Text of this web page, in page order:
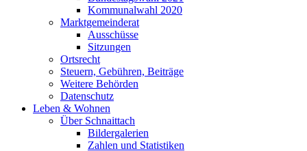
Kommunalwahl 2020
Marktgemeinderat
Ausschüsse
Sitzungen
Ortsrecht
Steuern, Gebühren, Beiträge
Weitere Behörden
Datenschutz
Leben & Wohnen
Über Schnaittach
Bildergalerien
Zahlen und Statistiken